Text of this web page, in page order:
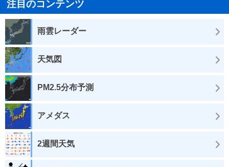
注目のコンテンツ
雨雲レーダー
天気図
PM2.5分布予測
アメダス
2週間天気